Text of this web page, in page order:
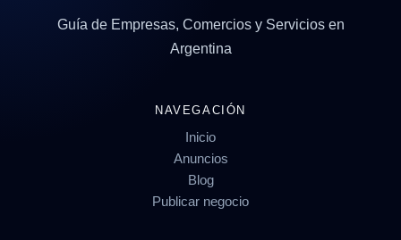
Guía de Empresas, Comercios y Servicios en
Argentina
NAVEGACIÓN
Inicio
Anuncios
Blog
Publicar negocio